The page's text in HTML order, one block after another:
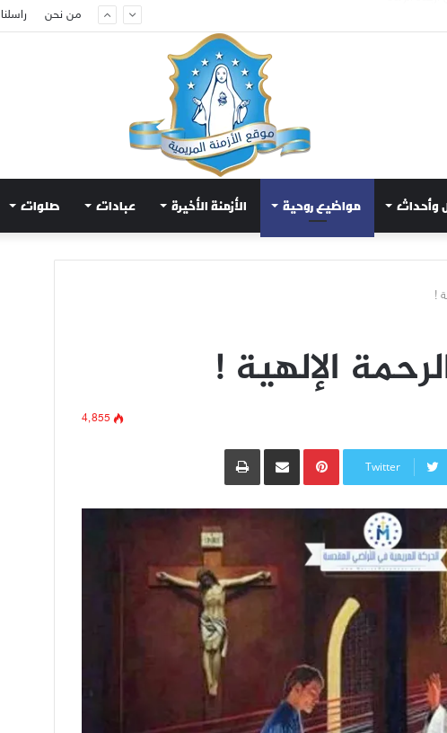
من نحن راسلنا
مواضيع روحية الأزمنة الأخيرة عبادات صلوات
!
الإلهية !
4٬855
Twitter
Pinterestمشاركة عبر البريد طباعة